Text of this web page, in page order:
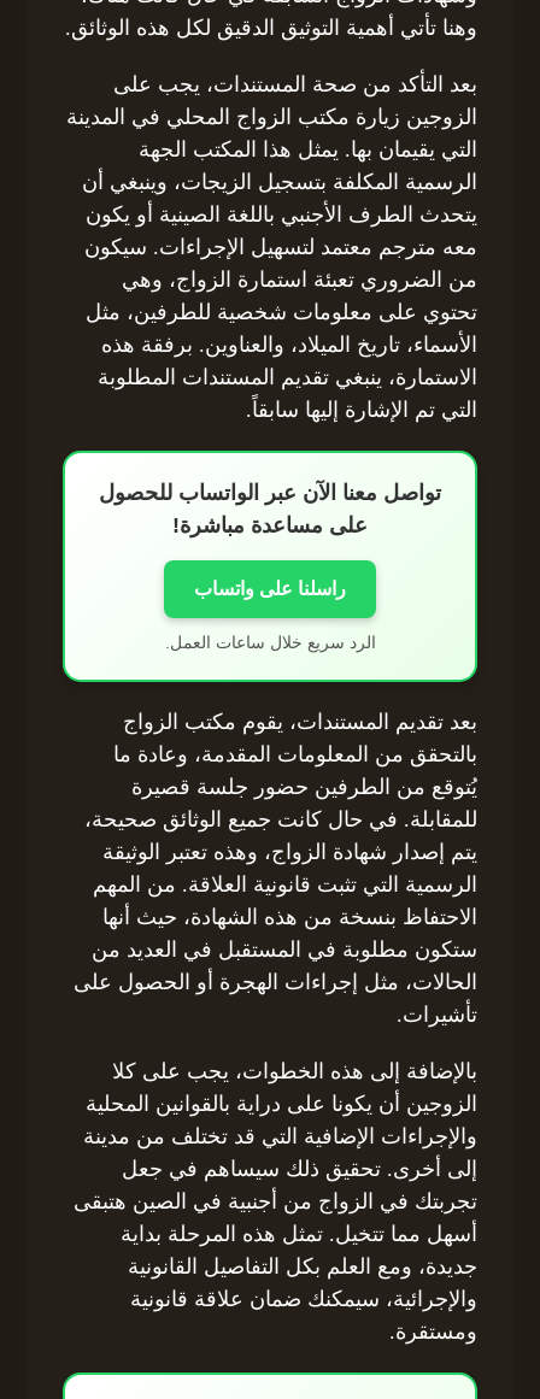
وهنا تأتي أهمية التوثيق الدقيق لكل هذه الوثائق.
بعد التأكد من صحة المستندات، يجب على
الزوجين زيارة مكتب الزواج المحلي في المدينة
التي يقيمان بها. يمثل هذا المكتب الجهة
الرسمية المكلفة بتسجيل الزيجات، وينبغي أن
يتحدث الطرف الأجنبي باللغة الصينية أو يكون
معه مترجم معتمد لتسهيل الإجراءات. سيكون
من الضروري تعبئة استمارة الزواج، وهي
تحتوي على معلومات شخصية للطرفين، مثل
الأسماء، تاريخ الميلاد، والعناوين. برفقة هذه
الاستمارة، ينبغي تقديم المستندات المطلوبة
التي تم الإشارة إليها سابقاً.
تواصل معنا الآن عبر الواتساب للحصول
على مساعدة مباشرة!
راسلنا على واتساب
الرد سريع خلال ساعات العمل.
بعد تقديم المستندات، يقوم مكتب الزواج
بالتحقق من المعلومات المقدمة، وعادة ما
يُتوقع من الطرفين حضور جلسة قصيرة
للمقابلة. في حال كانت جميع الوثائق صحيحة،
يتم إصدار شهادة الزواج، وهذه تعتبر الوثيقة
الرسمية التي تثبت قانونية العلاقة. من المهم
الاحتفاظ بنسخة من هذه الشهادة، حيث أنها
ستكون مطلوبة في المستقبل في العديد من
الحالات، مثل إجراءات الهجرة أو الحصول على
تأشيرات.
بالإضافة إلى هذه الخطوات، يجب على كلا
الزوجين أن يكونا على دراية بالقوانين المحلية
والإجراءات الإضافية التي قد تختلف من مدينة
إلى أخرى. تحقيق ذلك سيساهم في جعل
تجربتك في الزواج من أجنبية في الصين هتبقى
أسهل مما تتخيل. تمثل هذه المرحلة بداية
جديدة، ومع العلم بكل التفاصيل القانونية
والإجرائية، سيمكنك ضمان علاقة قانونية
ومستقرة.